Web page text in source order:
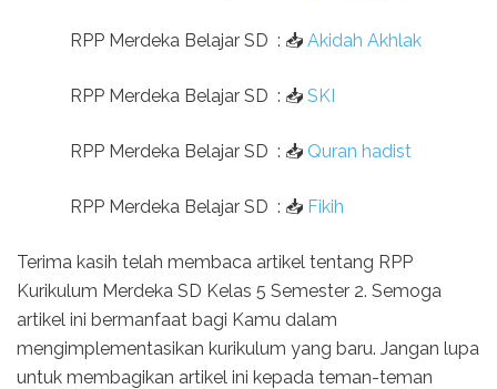
RPP Merdeka Belajar SD : 📥 Akidah Akhlak
RPP Merdeka Belajar SD : 📥 SKI
RPP Merdeka Belajar SD : 📥 Quran hadist
RPP Merdeka Belajar SD : 📥 Fikih
Terima kasih telah membaca artikel tentang RPP
Kurikulum Merdeka SD Kelas 5 Semester 2. Semoga
artikel ini bermanfaat bagi Kamu dalam
mengimplementasikan kurikulum yang baru. Jangan lupa
untuk membagikan artikel ini kepada teman-teman